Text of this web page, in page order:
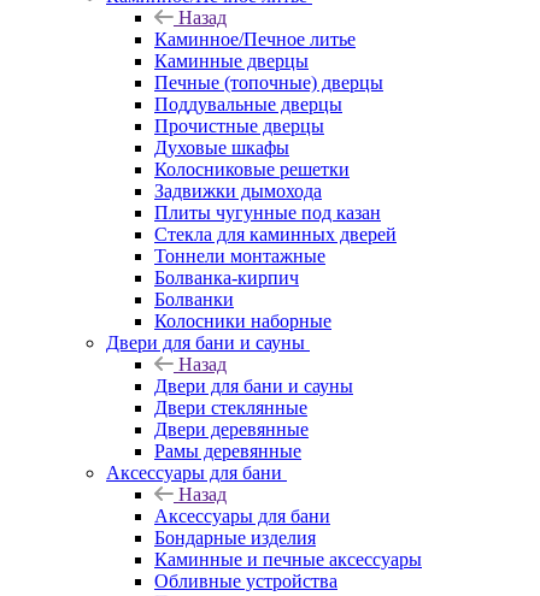
Назад
Каминное/Печное литье
Каминные дверцы
Печные (топочные) дверцы
Поддувальные дверцы
Прочистные дверцы
Духовые шкафы
Колосниковые решетки
Задвижки дымохода
Плиты чугунные под казан
Стекла для каминных дверей
Тоннели монтажные
Болванка-кирпич
Болванки
Колосники наборные
Двери для бани и сауны
Назад
Двери для бани и сауны
Двери стеклянные
Двери деревянные
Рамы деревянные
Аксессуары для бани
Назад
Аксессуары для бани
Бондарные изделия
Каминные и печные аксессуары
Обливные устройства